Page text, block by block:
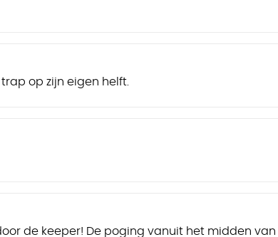
op zijn eigen helft.
de keeper! De poging vanuit het midden